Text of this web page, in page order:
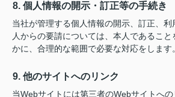
8. 個人情報の開示・訂正等の手続き
当社が管理する個人情報の開示、訂正、
人からの要請については、本人であるこ
かに、合理的な範囲で必要な対応をします。
9. 他のサイトへのリンク
当Webサイトには第三者のWebサイトへの